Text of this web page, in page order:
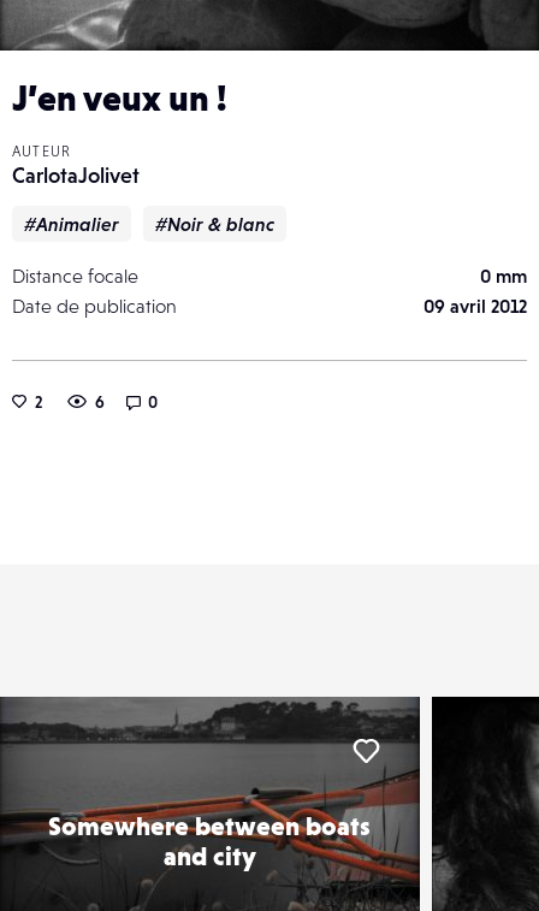
J’en veux un !
AUTEUR
CarlotaJolivet
#Animalier #Noir & blanc
Distance focale
0 mm
Date de publication
09 avril 2012
2 6 0
Somewhere between boats
and city